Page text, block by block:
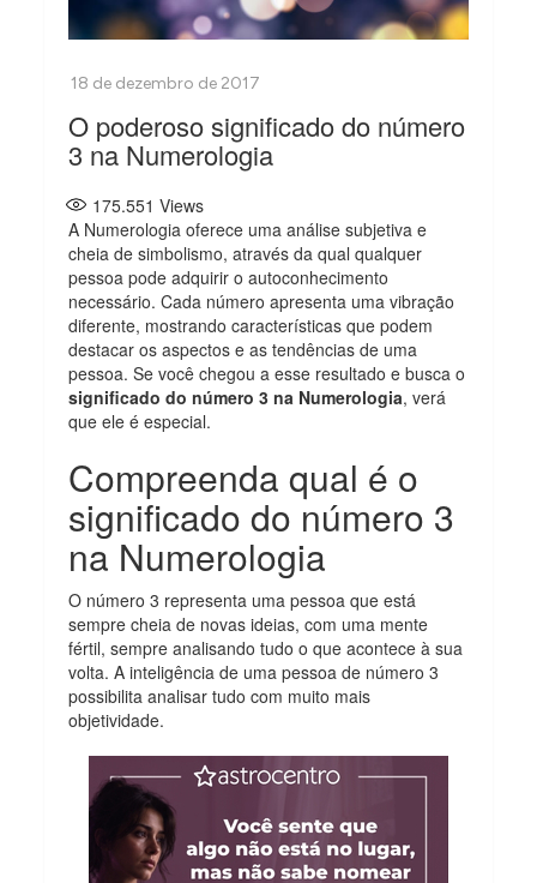
O poderoso significado do número
3 na Numerologia
175.551 Views
A Numerologia oferece uma análise subjetiva e
cheia de simbolismo, através da qual qualquer
pessoa pode adquirir o autoconhecimento
necessário. Cada número apresenta uma vibração
diferente, mostrando características que podem
destacar os aspectos e as tendências de uma
pessoa. Se você chegou a esse resultado e busca o
significado do número 3 na Numerologia, verá
que ele é especial.
Compreenda qual é o
significado do número 3
na Numerologia
O número 3 representa uma pessoa que está
sempre cheia de novas ideias, com uma mente
fértil, sempre analisando tudo o que acontece à sua
volta. A inteligência de uma pessoa de número 3
possibilita analisar tudo com muito mais
objetividade.